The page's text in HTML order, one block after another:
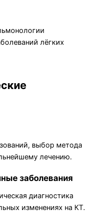
лёгких
выбор метода
лечению.
заболевания
диагностика
изменениях на КТ.